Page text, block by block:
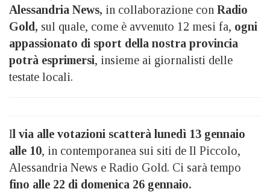
Alessandria News, in collaborazione con Radio
Gold, sul quale, come è avvenuto 12 mesi fa, ogni
appassionato di sport della nostra provincia
potrà esprimersi, insieme ai giornalisti delle
testate locali.
Il via alle votazioni scatterà lunedì 13 gennaio
alle 10, in contemporanea sui siti de Il Piccolo,
Alessandria News e Radio Gold. Ci sarà tempo
fino alle 22 di domenica 26 gennaio.